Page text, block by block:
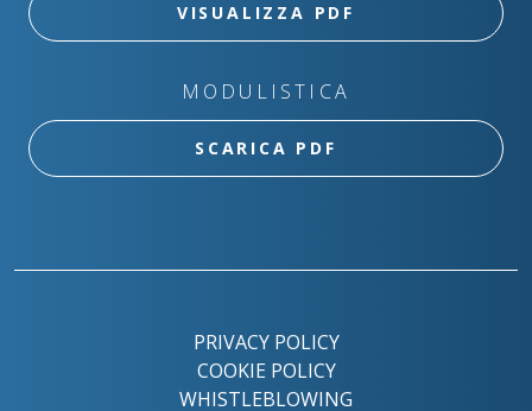
VISUALIZZA PDF
MODULISTICA
SCARICA PDF
PRIVACY POLICY
COOKIE POLICY
WHISTLEBLOWING